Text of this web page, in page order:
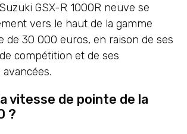
GSX-R 1000R neuve se
vers le haut de la gamme
de 30 000 euros, en raison de ses
compétition et de ses
vitesse de pointe de la
?